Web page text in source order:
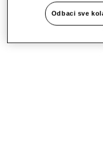
Odbaci sve